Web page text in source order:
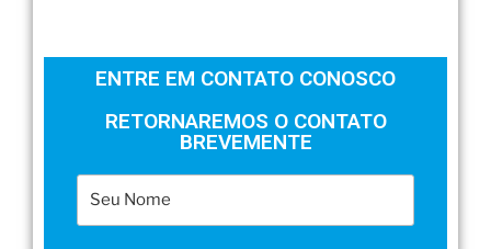
ENTRE EM CONTATO CONOSCO
RETORNAREMOS O CONTATO
BREVEMENTE